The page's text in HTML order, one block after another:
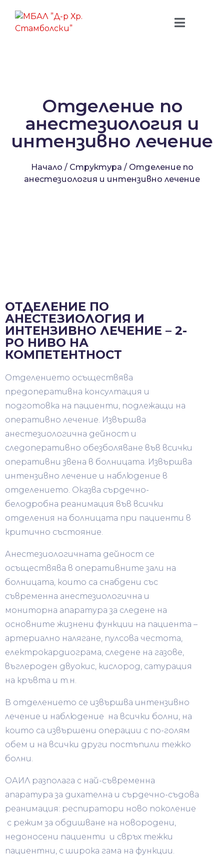
Отделение по
анестезиология и
интензивно лечение
Начало / Структура / Отделение по
анестезиология и интензивно лечение
ОТДЕЛЕНИЕ ПО
АНЕСТЕЗИОЛОГИЯ И
ИНТЕНЗИВНО ЛЕЧЕНИЕ – 2-
РО НИВО НА
КОМПЕТЕНТНОСТ
Отделението осъществява
предоперативна консултация и
подготовка на пациенти, подлежащи на
оперативно лечение. Извършва
анестезиологична дейност и
следоперативно обезболяване във всички
оперативни звена в болницата. Извършва
интензивно лечение и наблюдение в
отделението. Оказва сърдечно-
белодробна реанимация във всички
отделения на болницата при пациенти в
критично състояние.
Анестезиологичната дейност се
осъществява в оперативните зали на
болницата, които са снабдени със
съвременна анестезиологична и
мониторна апаратура за следене на
основните жизнени функции на пациента –
артериално налягане, пулсова честота,
електрокардиограма, следене на газове,
въглероден двуокис, кислород, сатурация
на кръвта и т.н.
В отделението се извършва интензивно
лечение и наблюдение на всички болни, на
които са извършени операции с по-голям
обем и на всички други постъпили тежко
болни.
ОАИЛ разполага с най-съвременна
апаратура за дихателна и сърдечно-съдова
реанимация: респиратори ново поколение
с режим за обдишване на новородени,
недоносени пациенти и свръх тежки
пациентни, с широка гама на функции.